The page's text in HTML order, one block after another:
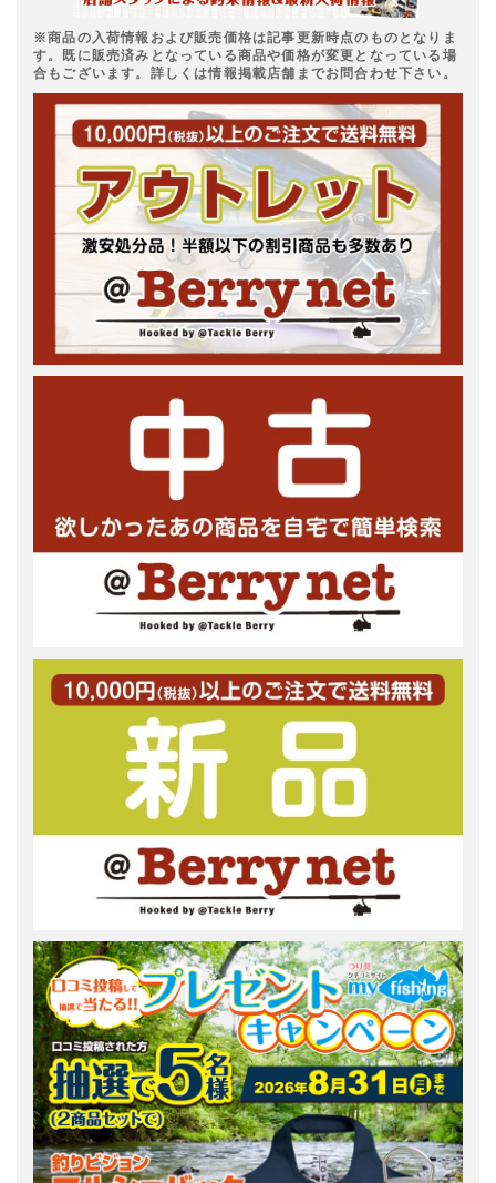
※商品の入荷情報および販売価格は記事更新時点のものとなりま
す。既に販売済みとなっている商品や価格が変更となっている場
合もございます。詳しくは情報掲載店舗までお問合わせ下さい。